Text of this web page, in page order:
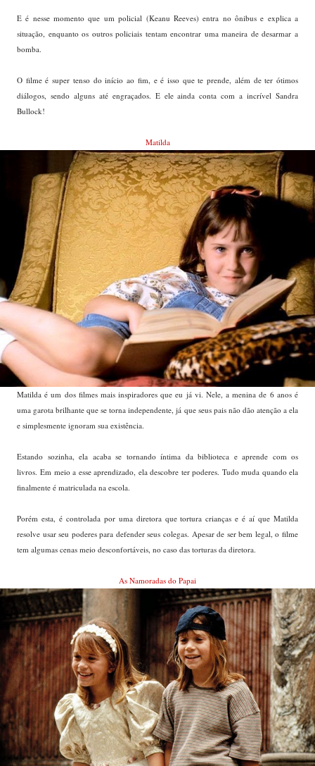
E é nesse momento que um policial (Keanu Reeves) entra no ônibus e explica a
situação, enquanto os outros policiais tentam encontrar uma maneira de desarmar a
bomba.
O filme é super tenso do início ao fim, e é isso que te prende, além de ter ótimos
diálogos, sendo alguns até engraçados. E ele ainda conta com a incrível Sandra
Bullock!
Matilda
Matilda é um dos filmes mais inspiradores que eu já vi. Nele, a menina de 6 anos é
uma garota brilhante que se torna independente, já que seus pais não dão atenção a ela
e simplesmente ignoram sua existência.
Estando sozinha, ela acaba se tornando íntima da biblioteca e aprende com os
livros.Em meio a esse aprendizado, ela descobre ter poderes. Tudo muda quando ela
finalmente é matriculada na escola.
Porém esta, é controlada por uma diretora que tortura crianças e é aí que Matilda
resolve usar seu poderes para defender seus colegas. Apesar de ser bem legal, o filme
tem algumas cenas meio desconfortáveis, no caso das torturas da diretora.
As Namoradas do Papai